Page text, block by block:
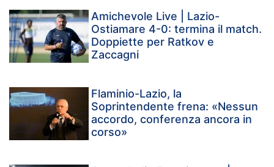
Amichevole Live | Lazio-
Ostiamare 4-0: termina il match.
Doppiette per Ratkov e
Zaccagni
Flaminio-Lazio, la
Soprintendente frena: «Nessun
accordo, conferenza ancora in
corso»